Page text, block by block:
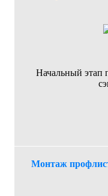
Начальный этап
Монтаж